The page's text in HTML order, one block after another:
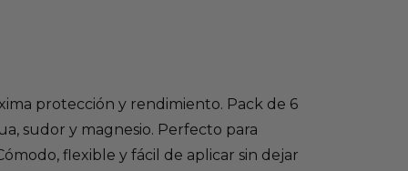
protección y rendimiento. Pack de 6
sudor y magnesio. Perfecto para
flexible y fácil de aplicar sin dejar